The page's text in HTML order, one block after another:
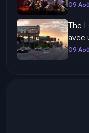
09
The
avec
09